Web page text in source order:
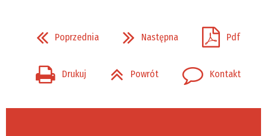
Poprzednia Następna Pdf
Drukuj Powrót Kontakt